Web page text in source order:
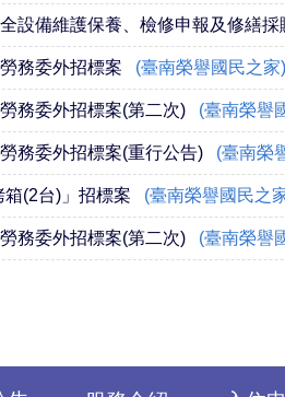
設備維護保養、檢修申報及修繕採
務委外招標案 (臺南榮譽國民之家)
務委外招標案(第二次) (臺南榮譽
務委外招標案(重行公告) (臺南榮
箱(2台)」招標案 (臺南榮譽國民之
務委外招標案(第二次) (臺南榮譽